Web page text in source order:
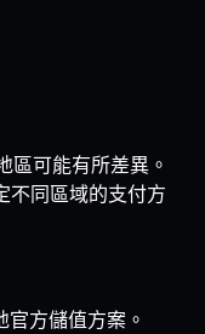
區可能有所差異。
不同區域的支付方
方儲值方案。